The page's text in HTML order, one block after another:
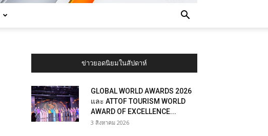
ข่าวยอดนิยมในสัปดาห์
GLOBAL WORLD AWARDS 2026
และ ATTOF TOURISM WORLD
AWARD OF EXCELLENCE...
3 สิงหาคม 2026